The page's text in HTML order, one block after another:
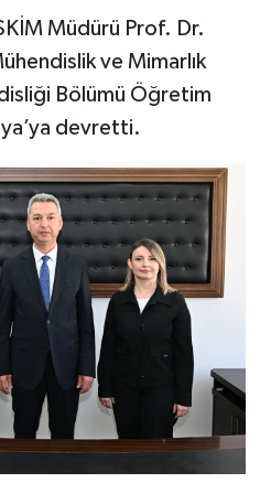
Müdürü Prof. Dr.
ve Mimarlık
Bölümü Öğretim
devretti.